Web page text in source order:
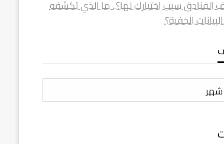
الفنادق سبب اختيارك لها؟.. ما الذي تكشفه
الخفية؟